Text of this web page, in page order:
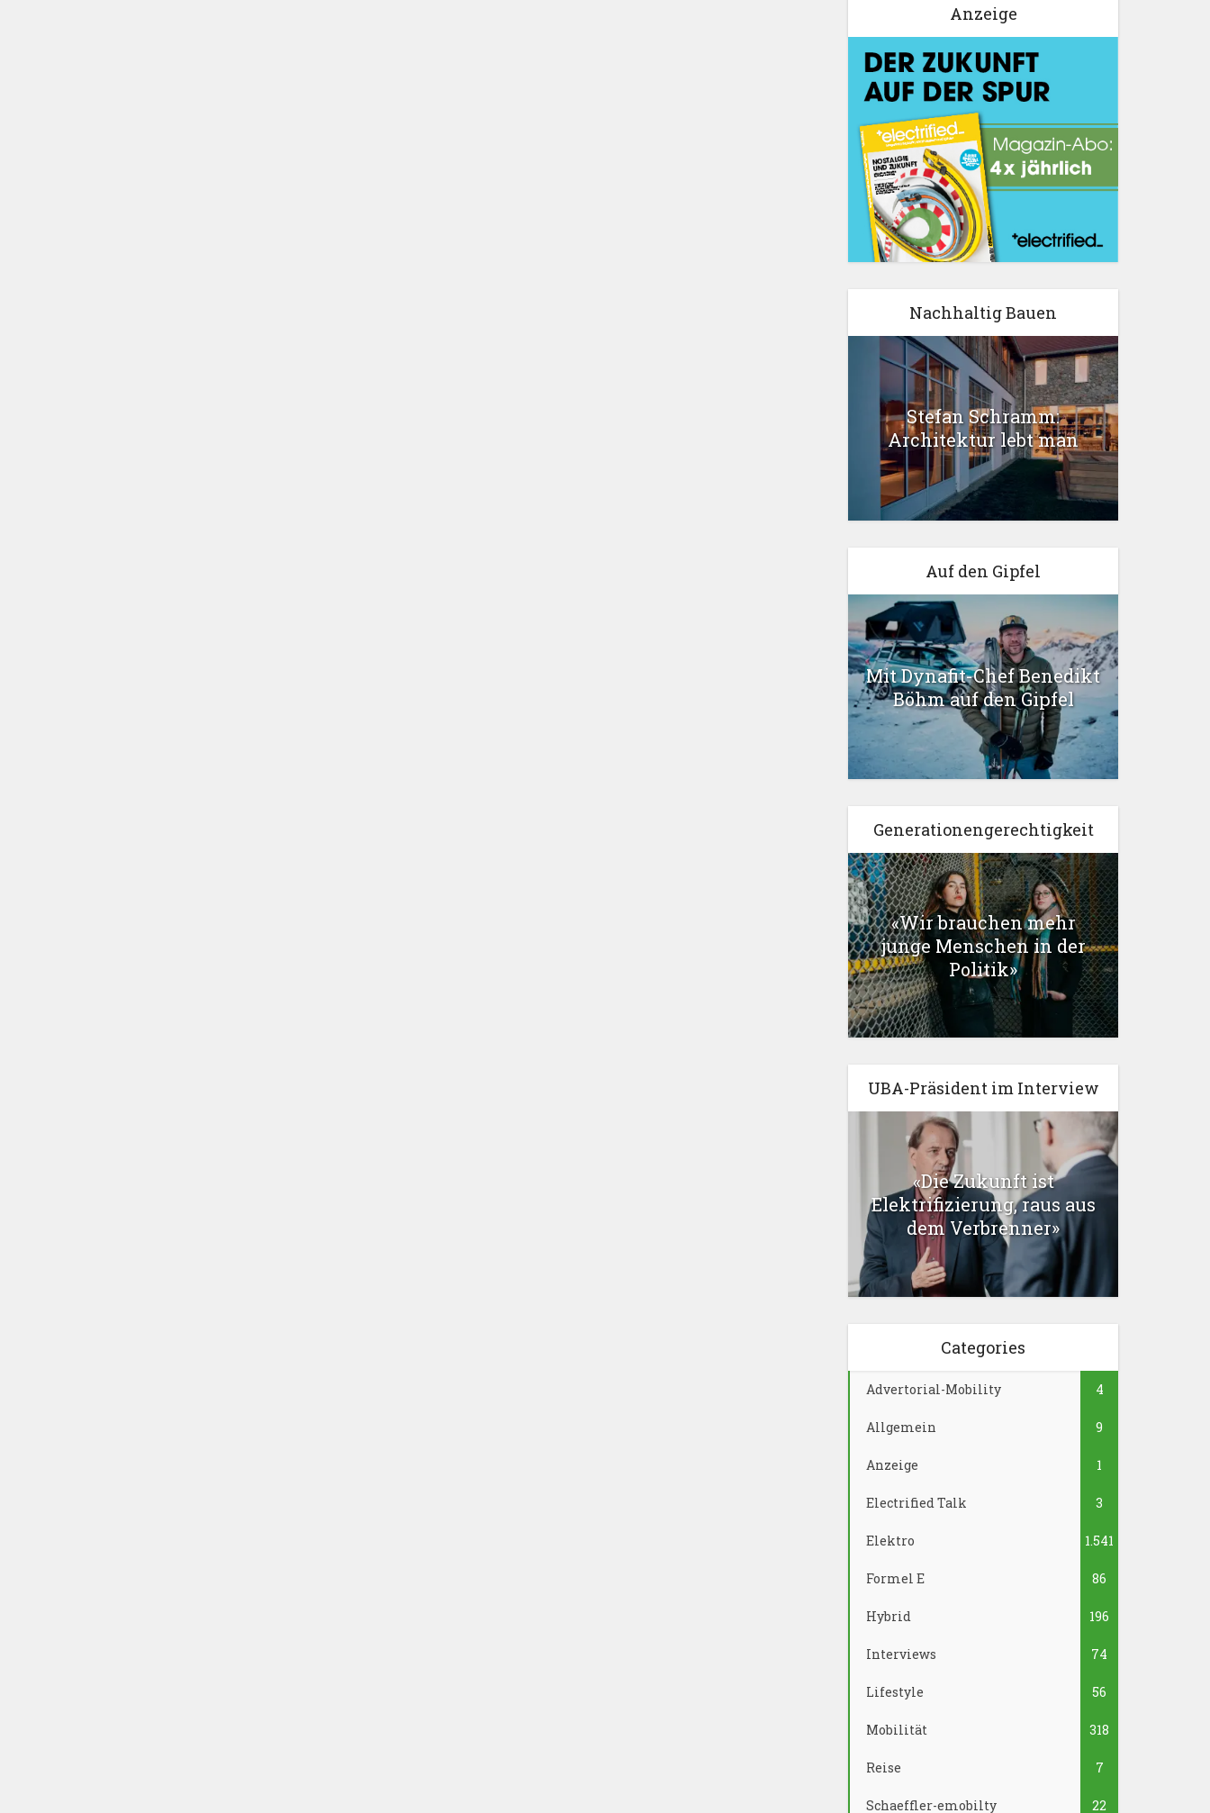
Anzeige
Nachhaltig Bauen
Stefan Schramm:
Architektur lebt man
Auf den Gipfel
Mit Dynafit-Chef Benedikt
Böhm auf den Gipfel
Generationengerechtigkeit
«Wir brauchen mehr
junge Menschen in der
Politik»
UBA-Präsident im Interview
«Die Zukunft ist
Elektrifizierung, raus aus
dem Verbrenner»
Categories
Advertorial-Mobility 4
Allgemein 9
Anzeige 1
Electrified Talk 3
Elektro 1.541
Formel E 86
Hybrid 196
Interviews 74
Lifestyle 56
Mobilität 318
Reise 7
Schaeffler-emobilty 22